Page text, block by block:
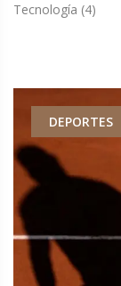
Tecnología (4)
DEPORTES